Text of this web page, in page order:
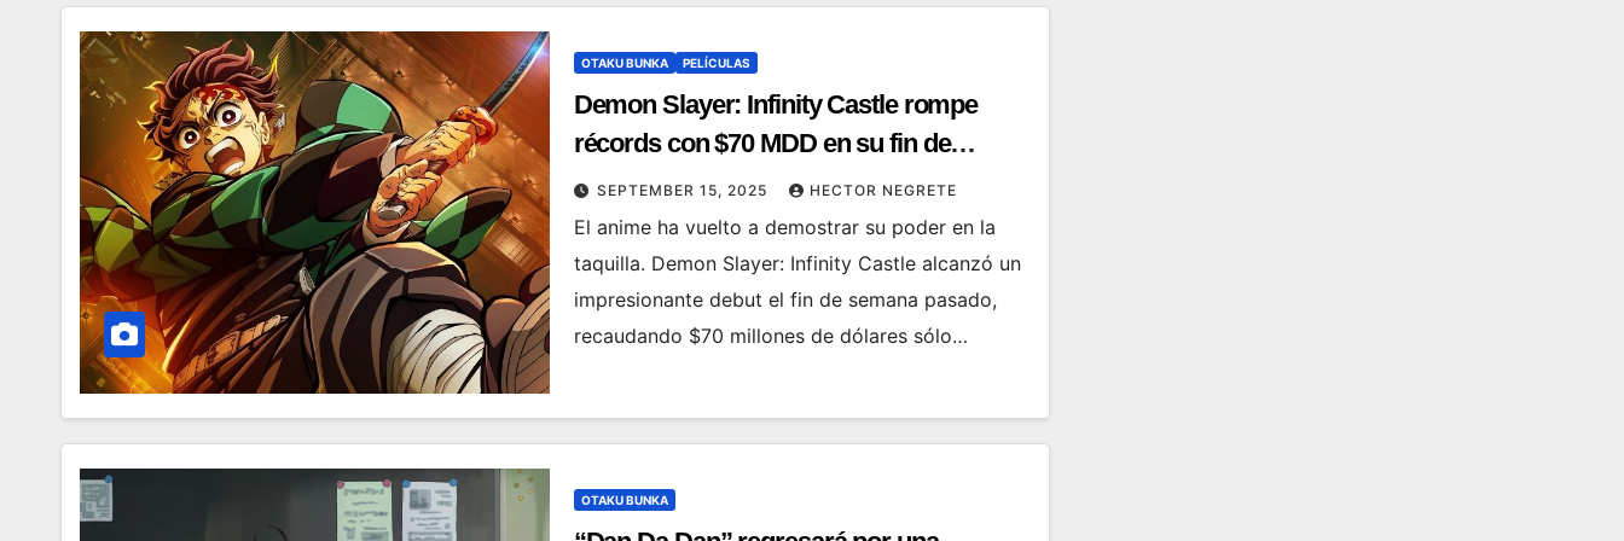
OTAKU BUNKA PELÍCULAS
Demon Slayer: Infinity Castle rompe
récords con $70 MDD en su fin de
semana debut
SEPTEMBER 15, 2025 HECTOR NEGRETE
El anime ha vuelto a demostrar su poder en la
taquilla. Demon Slayer: Infinity Castle alcanzó un
impresionante debut el fin de semana pasado,
recaudando $70 millones de dólares sólo…
OTAKU BUNKA